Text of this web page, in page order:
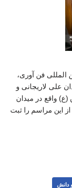
المللی فن آوری،
علی لاریجانی و
واقع در میدان
این مراسم را ثبت
دانش